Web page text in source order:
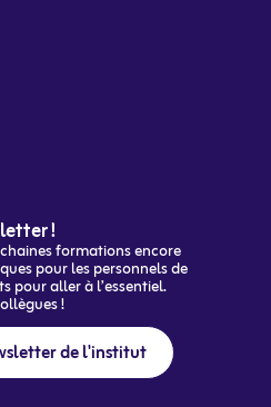
!
formations encore
pour les personnels de
pour aller à l’essentiel.
!
de l'institut